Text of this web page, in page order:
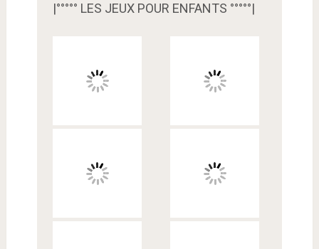
|°°°°° LES JEUX POUR ENFANTS °°°°°|